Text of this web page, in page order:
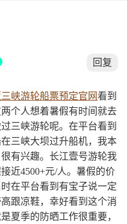
回复
峡游轮船票预定官网看到
个人想着暑假有时间就去
三峡游轮呢。在平台看到
三峡大坝过升船机，我本
有兴趣。长江壹号游轮我
近4500+元/人。暑假的价
在平台看到有宝子说一定
跟凉鞋，幸好看到这个消
夏季的防晒工作很重要，